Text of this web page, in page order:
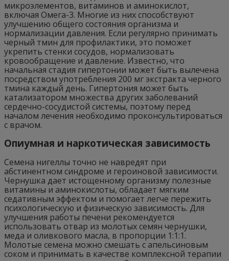
микроэлементов, витаминов и аминокислот,
включая Омега-3. Многие из них способствуют
улучшению общего состояния организма и
нормализации давления. Если регулярно принимать
черный тмин для профилактики, это поможет
укрепить стенки сосудов, нормализовать
кровообращение и давление. Известно, что
начальная стадия гипертонии может быть вылечена
посредством употребления 200 мг экстракта черного
тмина каждый день. Гипертония может быть
катализатором множества других заболеваний
сердечно-сосудистой системы, поэтому перед
началом лечения необходимо проконсультироваться
с врачом.
Опиумная и наркотическая зависимость
Семена нигеллы точно не навредят при
абстинентном синдроме и героиновой зависимости.
Чернушка дает истощенному организму полезные
витамины и аминокислоты, обладает мягким
седативным эффектом и помогает легче пережить
психологическую и физическую зависимость. Для
улучшения работы печени рекомендуется
использовать отвар из молотых семян чернушки,
меда и оливкового масла, в пропорции 1:1:1.
Молотые семена можно смешать с апельсиновым
соком и принимать в качестве комплексной терапии